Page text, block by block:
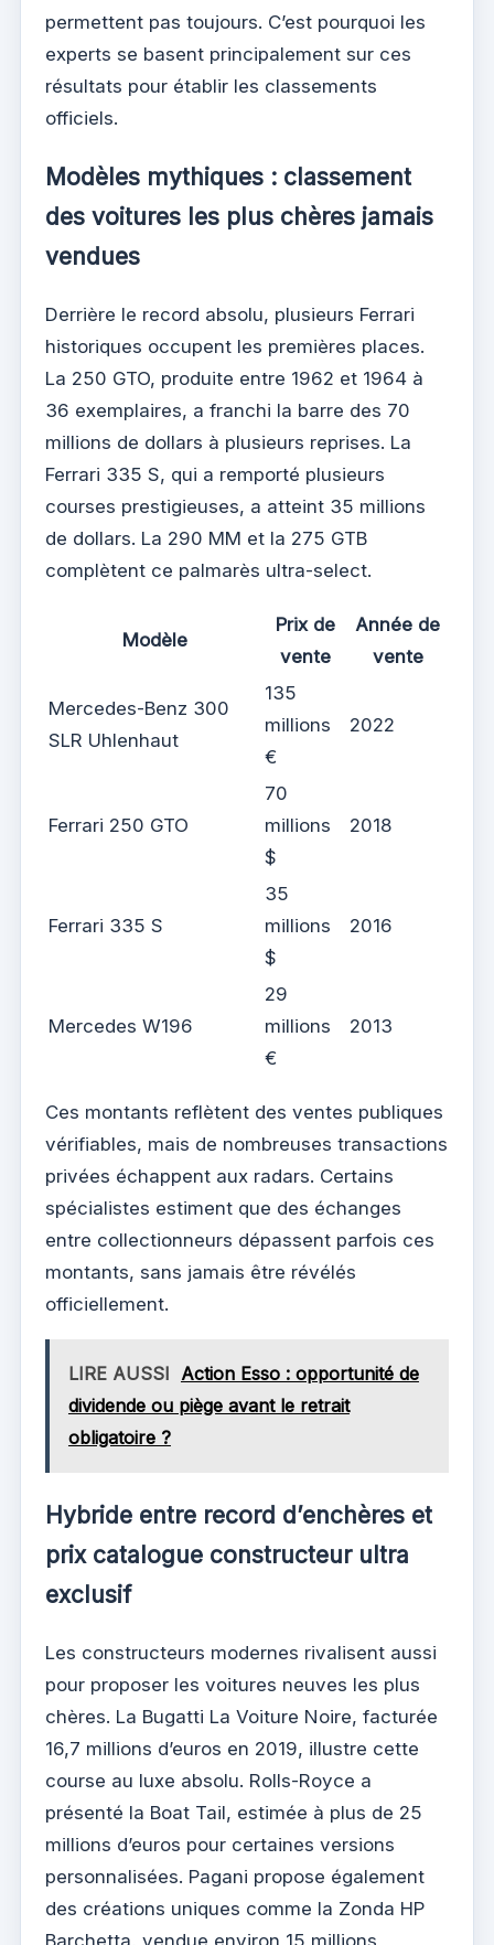
permettent pas toujours. C’est pourquoi les
experts se basent principalement sur ces
résultats pour établir les classements
officiels.
Modèles mythiques : classement
des voitures les plus chères jamais
vendues
Derrière le record absolu, plusieurs Ferrari
historiques occupent les premières places.
La 250 GTO, produite entre 1962 et 1964 à
36 exemplaires, a franchi la barre des 70
millions de dollars à plusieurs reprises. La
Ferrari 335 S, qui a remporté plusieurs
courses prestigieuses, a atteint 35 millions
de dollars. La 290 MM et la 275 GTB
complètent ce palmarès ultra-select.
Modèle
Prix de
vente
Année de
vente
Mercedes-Benz 300
SLR Uhlenhaut
135
millions
€
2022
Ferrari 250 GTO
70
millions
$
2018
Ferrari 335 S
35
millions
$
2016
Mercedes W196
29
millions
€
2013
Ces montants reflètent des ventes publiques
vérifiables, mais de nombreuses transactions
privées échappent aux radars. Certains
spécialistes estiment que des échanges
entre collectionneurs dépassent parfois ces
montants, sans jamais être révélés
officiellement.
LIRE AUSSI Action Esso : opportunité de
dividende ou piège avant le retrait
obligatoire ?
Hybride entre record d’enchères et
prix catalogue constructeur ultra
exclusif
Les constructeurs modernes rivalisent aussi
pour proposer les voitures neuves les plus
chères. La Bugatti La Voiture Noire, facturée
16,7 millions d’euros en 2019, illustre cette
course au luxe absolu. Rolls-Royce a
présenté la Boat Tail, estimée à plus de 25
millions d’euros pour certaines versions
personnalisées. Pagani propose également
des créations uniques comme la Zonda HP